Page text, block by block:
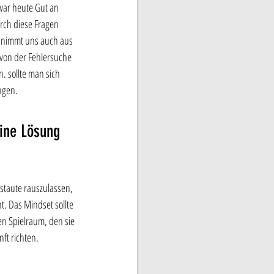
heute Gut an
diese Fragen
uns auch aus
der Fehlersuche
sollte man sich
Lösung
rauszulassen,
Das Mindset sollte
Spielraum, den sie
richten.